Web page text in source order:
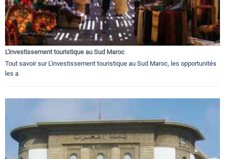
L'investissement touristique au Sud Maroc
Tout savoir sur L'investissement touristique au Sud Maroc, les opportunités
les a